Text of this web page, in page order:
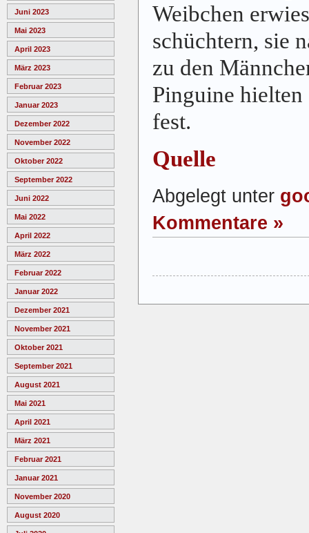
Juni 2023
Mai 2023
April 2023
März 2023
Februar 2023
Januar 2023
Dezember 2022
November 2022
Oktober 2022
September 2022
Juni 2022
Mai 2022
April 2022
März 2022
Februar 2022
Januar 2022
Dezember 2021
November 2021
Oktober 2021
September 2021
August 2021
Mai 2021
April 2021
März 2021
Februar 2021
Januar 2021
November 2020
August 2020
Weibchen
schüchtern, sie
zu den
Pinguine
fest.
Quelle
Abgelegt unter
Kommentare »